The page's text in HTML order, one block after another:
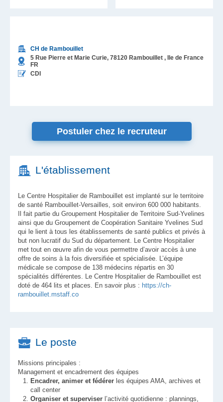
CH de Rambouillet
5 Rue Pierre et Marie Curie, 78120 Rambouillet , Ile de France
FR
CDI
Postuler chez le recruteur
L'établissement
Le Centre Hospitalier de Rambouillet est implanté sur le territoire
de santé Rambouillet-Versailles, soit environ 600 000 habitants.
Il fait partie du Groupement Hospitalier de Territoire Sud-Yvelines
ainsi que du Groupement de Coopération Sanitaire Yvelines Sud
qui le lient à tous les établissements de santé publics et privés à
but non lucratif du Sud du département. Le Centre Hospitalier
met tout en œuvre afin de vous permettre d’avoir accès à une
offre de soins à la fois diversifiée et spécialisée. L’équipe
médicale se compose de 138 médecins répartis en 30
spécialités différentes. Le Centre Hospitalier de Rambouillet est
doté de 464 lits et places. En savoir plus : https://ch-
rambouillet.mstaff.co
Le poste
Missions principales :
Management et encadrement des équipes
Encadrer, animer et fédérer les équipes AMA, archives et
call center
Organiser et superviser l’activité quotidienne : plannings,